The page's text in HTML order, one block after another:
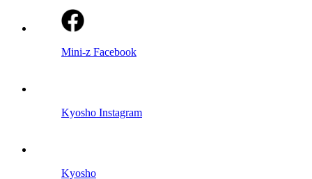
Mini-z Facebook
Kyosho Instagram
Kyosho